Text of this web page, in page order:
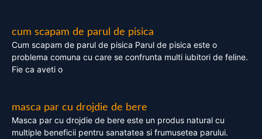
cum scapam de parul de pisica
Cum scapam de parul de pisica Parul de pisica este o
problema comuna cu care se confrunta multi iubitori de feline.
Fie ca aveti o
masca par cu drojdie de bere
Masca par cu drojdie de bere este un produs natural cu
multiple beneficii pentru sanatatea si frumusetea parului.